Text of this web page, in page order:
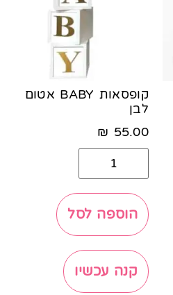
קופסאות BABY אטום
לבן
55.00
₪
הוספה לסל
קנה עכשיו